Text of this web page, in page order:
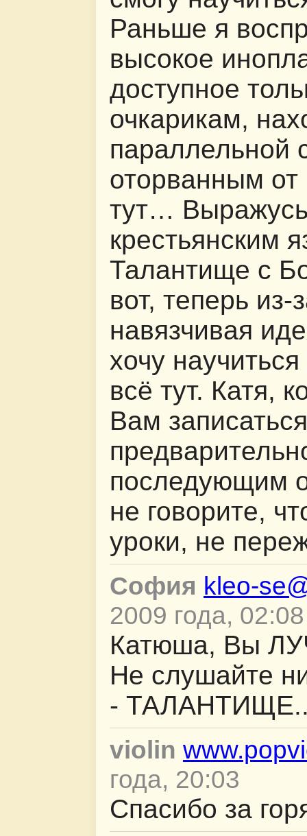
Раньше я
высокое
доступное
очкарикам,
параллельной
оторванным
тут…
крестьянским
Талантище с
вот, теперь из-
навязчивая
хочу
всё тут. Катя,
Вам
последующим
не говорите,
уроки, не
София kleo-
2009 года, 02:08
Катюша, Вы
Не слушайте
-
violin
года, 20:03
Спасибо за